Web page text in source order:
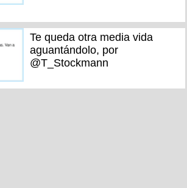
Te queda otra media vida
aguantándolo, por
@T_Stockmann